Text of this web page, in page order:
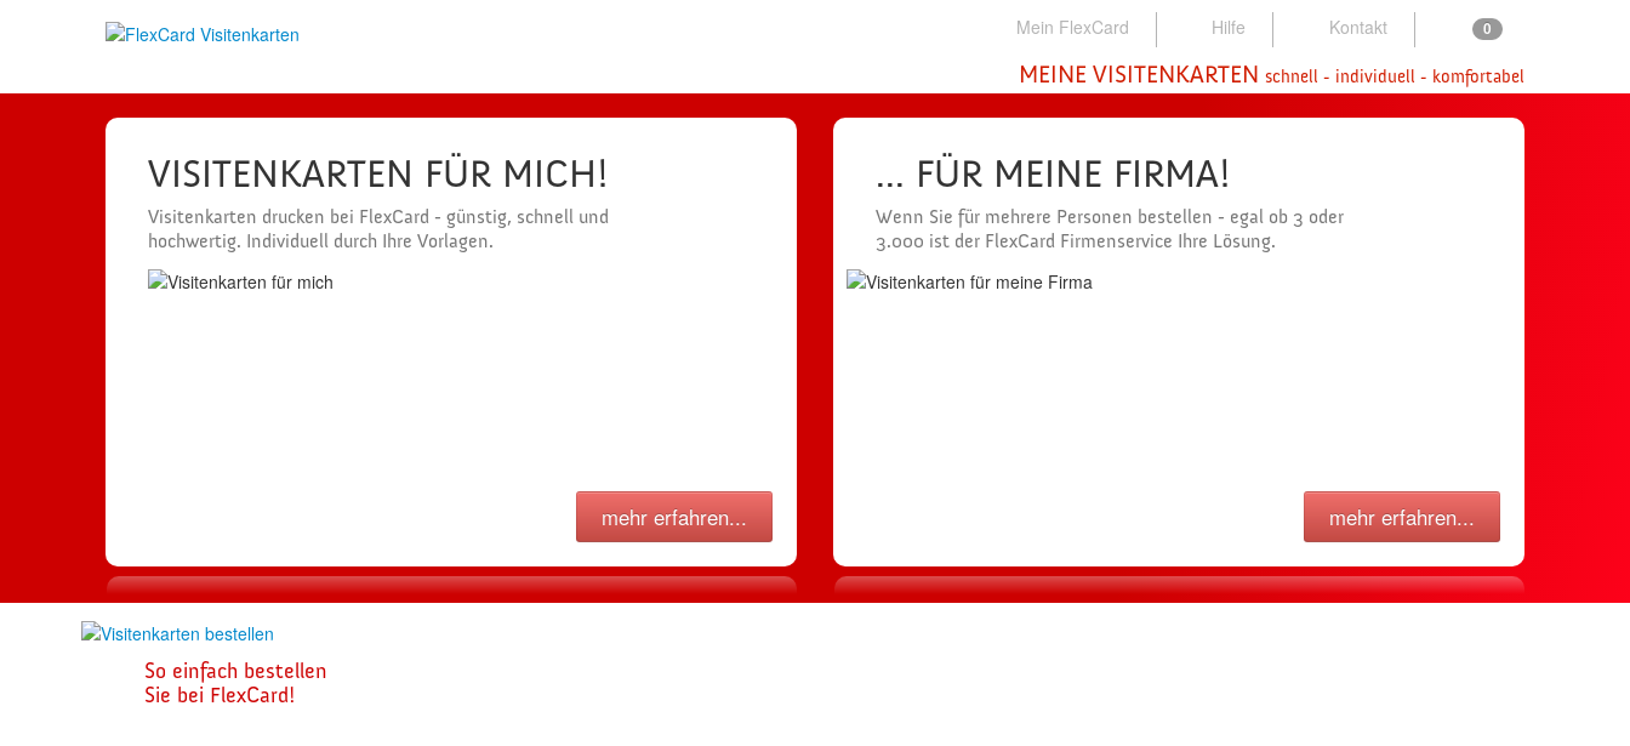
Mein FlexCard Hilfe Kontakt 0
MEINE VISITENKARTEN schnell - individuell - komfortabel
VISITENKARTEN FÜR MICH!
Visitenkarten drucken bei FlexCard - günstig, schnell und
hochwertig. Individuell durch Ihre Vorlagen.
mehr erfahren...
... FÜR MEINE FIRMA!
Wenn Sie für mehrere Personen bestellen - egal ob 3 oder
3.000 ist der FlexCard Firmenservice Ihre Lösung.
mehr erfahren...
So einfach bestellen
Sie bei FlexCard!